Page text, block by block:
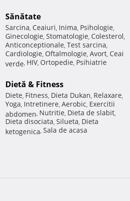
Sănătate
Sarcina, Ceaiuri, Inima, Psihologie,
Ginecologie, Stomatologie, Colesterol,
Anticonceptionale, Test sarcina,
Cardiologie, Oftalmologie, Avort, Ceai
verde, HIV, Ortopedie, Psihiatrie
Dietă & Fitness
Diete, Fitness, Dieta Dukan, Relaxare,
Yoga, Intretinere, Aerobic, Exercitii
abdomen, Nutritie, Dieta de slabit,
Dieta disociata, Silueta, Dieta
ketogenica, Sala de acasa